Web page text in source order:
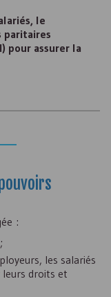
le
paritaires
) pour assurer la
:
les salariés
droits et